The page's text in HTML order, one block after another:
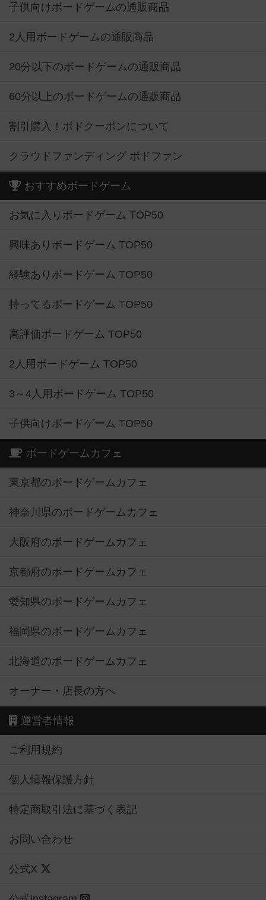
子供向けボードゲームの通販商品
2人用ボードゲームの通販商品
20分以下のボードゲームの通販商品
60分以上のボードゲームの通販商品
割引購入！ボドクーポンについて
クラウドファンディング ボドファン
おすすめボードゲーム
お気に入りボードゲーム TOP50
興味ありボードゲーム TOP50
経験ありボードゲーム TOP50
持ってるボードゲーム TOP50
高評価ボードゲーム TOP50
2人用ボードゲーム TOP50
3～4人用ボードゲーム TOP50
子供向けボードゲーム TOP50
ボードゲームカフェ
東京都のボードゲームカフェ
神奈川県のボードゲームカフェ
大阪府のボードゲームカフェ
京都府のボードゲームカフェ
愛知県のボードゲームカフェ
福岡県のボードゲームカフェ
北海道のボードゲームカフェ
オーナー・店長の方へ
運営者情報
ご利用規約
個人情報保護方針
特定商取引法に基づく表記
お問い合わせ
公式X